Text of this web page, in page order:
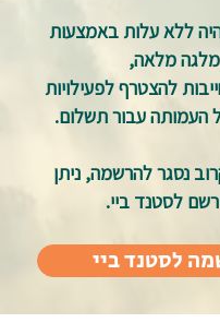
ללא עלות באמצעות
מלגה מלאה,
להצטרף לפעילויות
העמותה עבור תשלום.
נסגר להרשמה, ניתן
לסטנד ביי.
לסטנד ביי